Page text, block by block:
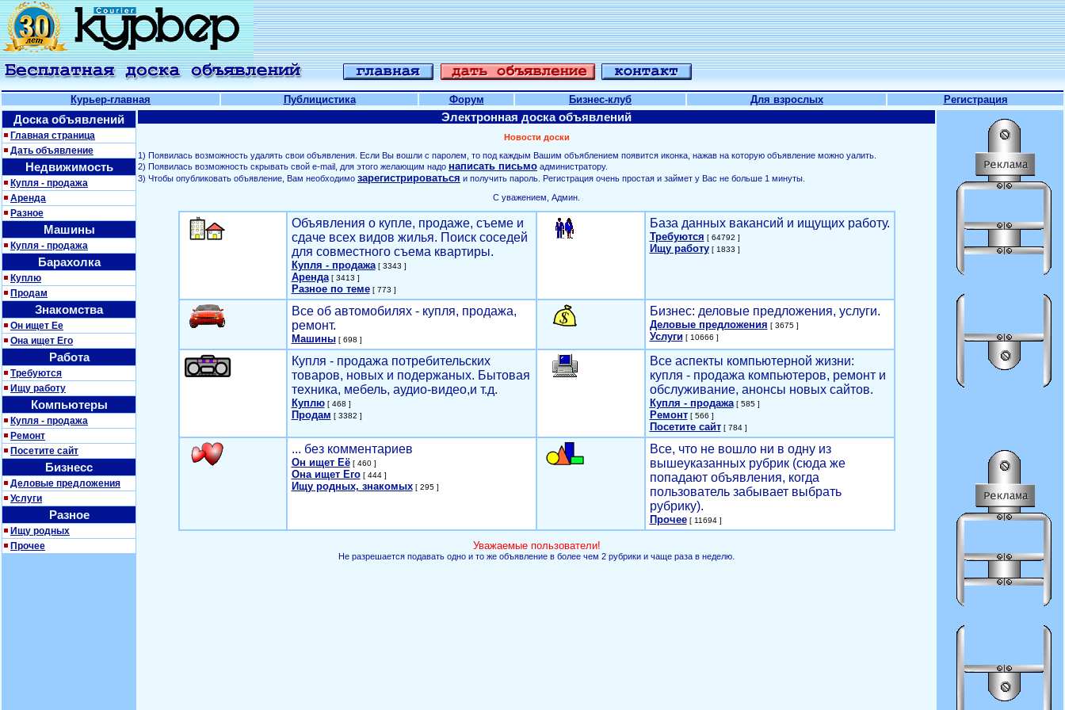
Курьер-главная Публицистика Форум Бизнес-клуб Для взрослых Регистрация
Доска объявлений
Главная страница
Дать объявление
Недвижимость
Купля - продажа
Аренда
Разное
Машины
Купля - продажа
Барахолка
Куплю
Продам
Знакомства
Он ищет Ее
Она ищет Его
Работа
Требуются
Ищу работу
Компьютеры
Купля - продажа
Ремонт
Посетите сайт
Бизнесс
Деловые предложения
Услуги
Разное
Ищу родных
Прочее
Электронная доска объявлений
Новости доски
1) Появилась возможность удалять свои объявления. Если Вы вошли с паролем, то под каждым Вашим объяблением появится иконка, нажав на которую объявление можно уалить.
2) Появилась возможность скрывать свой е-mail, для этого желающим надо написать письмо администратору.
3) Чтобы опубликовать объявление, Вам необходимо зарегистрироваться и получить пароль. Регистрация очень простая и займет у Вас не больше 1 минуты.
С уважением, Админ.
Объявления о купле, продаже, съеме и
сдаче всех видов жилья. Поиск соседей
для совместного съема квартиры.
Купля - продажа[ 3343 ]
Аренда[ 3413 ]
Разное по теме[ 773 ]
База данных вакансий и ищущих работу.
Требуются [ 64792 ]
Ищу работу[ 1833 ]
Все об автомобилях - купля, продажа,
ремонт.
Машины[ 698 ]
Бизнес: деловые предложения, услуги.
Деловые предложения [ 3675 ]
Услуги[ 10666 ]
Купля - продажа потребительских
товаров, новых и подержаных. Бытовая
техника, мебель, аудио-видео,и т.д.
Куплю[ 468 ]
Продам [ 3382 ]
Все аспекты компьютерной жизни:
купля - продажа компьютеров, ремонт и
обслуживание, анонсы новых сайтов.
Купля - продажа[ 585 ]
Ремонт[ 566 ]
Посетите сайт[ 784 ]
... без комментариев
Он ищет Её[ 460 ]
Она ищет Его[ 444 ]
Ищу родных, знакомых[ 295 ]
Все, что не вошло ни в одну из
вышеуказанных рубрик (сюда же
попадают объявления, когда
пользователь забывает выбрать
рубрику).
Прочее[ 11694 ]
Уважаемые пользователи!
Не разрешается подавать одно и то же объявление в более чем 2 рубрики и чаще раза в неделю.